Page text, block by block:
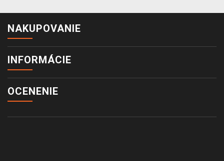
NAKUPOVANIE
INFORMÁCIE
OCENENIE